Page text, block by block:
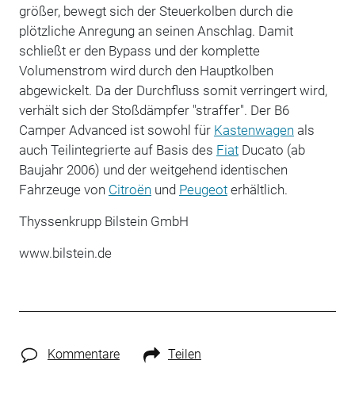
größer, bewegt sich der Steuerkolben durch die
plötzliche Anregung an seinen Anschlag. Damit
schließt er den Bypass und der komplette
Volumenstrom wird durch den Hauptkolben
abgewickelt. Da der Durchfluss somit verringert wird,
verhält sich der Stoßdämpfer "straffer". Der B6
Camper Advanced ist sowohl für Kastenwagen als
auch Teilintegrierte auf Basis des FiatDucato (ab
Baujahr 2006) und der weitgehend identischen
Fahrzeuge von Citroën und Peugeoterhältlich.
Thyssenkrupp Bilstein GmbH
www.bilstein.de
Kommentare Teilen